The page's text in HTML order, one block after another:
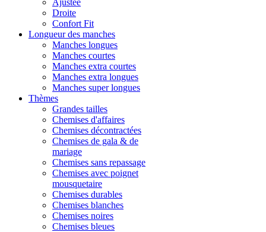
Ajustée
Droite
Confort Fit
Longueur des manches
Manches longues
Manches courtes
Manches extra courtes
Manches extra longues
Manches super longues
Thèmes
Grandes tailles
Chemises d'affaires
Chemises décontractées
Chemises de gala & de
mariage
Chemises sans repassage
Chemises avec poignet
mousquetaire
Chemises durables
Chemises blanches
Chemises noires
Chemises bleues